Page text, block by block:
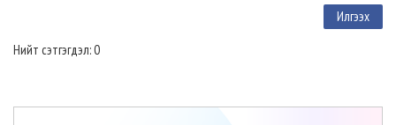
Нийт сэтгэгдэл: 0